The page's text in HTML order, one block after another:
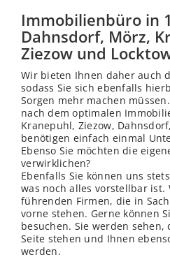
Immobilienbüro in
Dahnsdorf, Mörz,
Ziezow und
Wir bieten Ihnen daher auch
sodass Sie sich ebenfalls
Sorgen mehr machen
nach dem optimalen
Kranepuhl, Ziezow,
benötigen einfach einmal
Ebenso Sie möchten die
verwirklichen?
Ebenfalls Sie können uns
was noch alles vorstellbar
führenden Firmen, die in
vorne stehen. Gerne können
besuchen. Sie werden
Seite stehen und Ihnen
werden.